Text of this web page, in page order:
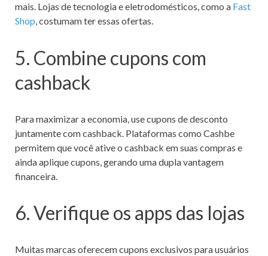
mais. Lojas de tecnologia e eletrodomésticos, como a Fast
Shop, costumam ter essas ofertas.
5. Combine cupons com
cashback
Para maximizar a economia, use cupons de desconto
juntamente com cashback. Plataformas como Cashbe
permitem que você ative o cashback em suas compras e
ainda aplique cupons, gerando uma dupla vantagem
financeira.
6. Verifique os apps das lojas
Muitas marcas oferecem cupons exclusivos para usuários